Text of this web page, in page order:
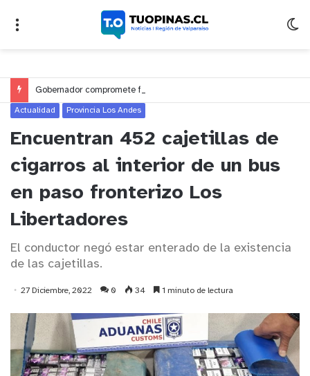
Actualidad Provincia Los Andes
Encuentran 452 cajetillas de
cigarros al interior de un bus
en paso fronterizo Los
Libertadores
El conductor negó estar enterado de la existencia
de las cajetillas.
27 Diciembre, 2022 0 34 1 minuto de lectura